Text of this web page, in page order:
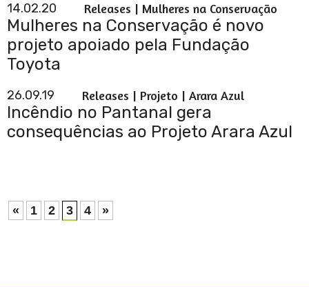
14.02.20 Releases | Mulheres na Conservação
Mulheres na Conservação é novo
projeto apoiado pela Fundação
Toyota
26.09.19 Releases | Projeto | Arara Azul
Incêndio no Pantanal gera
consequências ao Projeto Arara Azul
« 1 2 3 4 »